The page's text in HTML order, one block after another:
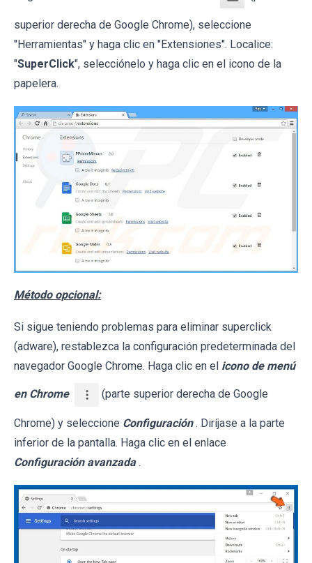
superior derecha de Google Chrome), seleccione
"Herramientas" y haga clic en "Extensiones". Localice:
"SuperClick", selecciónelo y haga clic en el icono de la
papelera.
Método opcional:
Si sigue teniendo problemas para eliminar superclick
(adware), restablezca la configuración predeterminada del
navegador Google Chrome. Haga clic en el icono de menú
en Chrome (parte superior derecha de Google
Chrome) y seleccione Configuración . Diríjase a la parte
inferior de la pantalla. Haga clic en el enlace
Configuración avanzada .